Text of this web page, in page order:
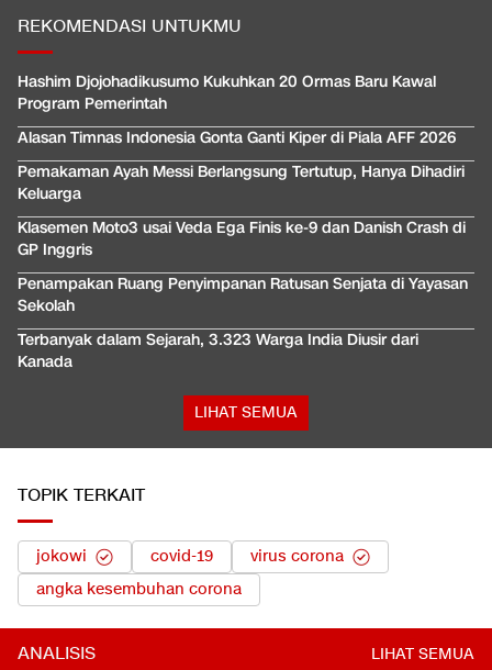
REKOMENDASI UNTUKMU
Hashim Djojohadikusumo Kukuhkan 20 Ormas Baru Kawal
Program Pemerintah
Alasan Timnas Indonesia Gonta Ganti Kiper di Piala AFF 2026
Pemakaman Ayah Messi Berlangsung Tertutup, Hanya Dihadiri
Keluarga
Klasemen Moto3 usai Veda Ega Finis ke-9 dan Danish Crash di
GP Inggris
Penampakan Ruang Penyimpanan Ratusan Senjata di Yayasan
Sekolah
Terbanyak dalam Sejarah, 3.323 Warga India Diusir dari
Kanada
LIHAT SEMUA
TOPIK TERKAIT
jokowi covid-19
virus corona
angka kesembuhan corona
ANALISIS LIHAT SEMUA